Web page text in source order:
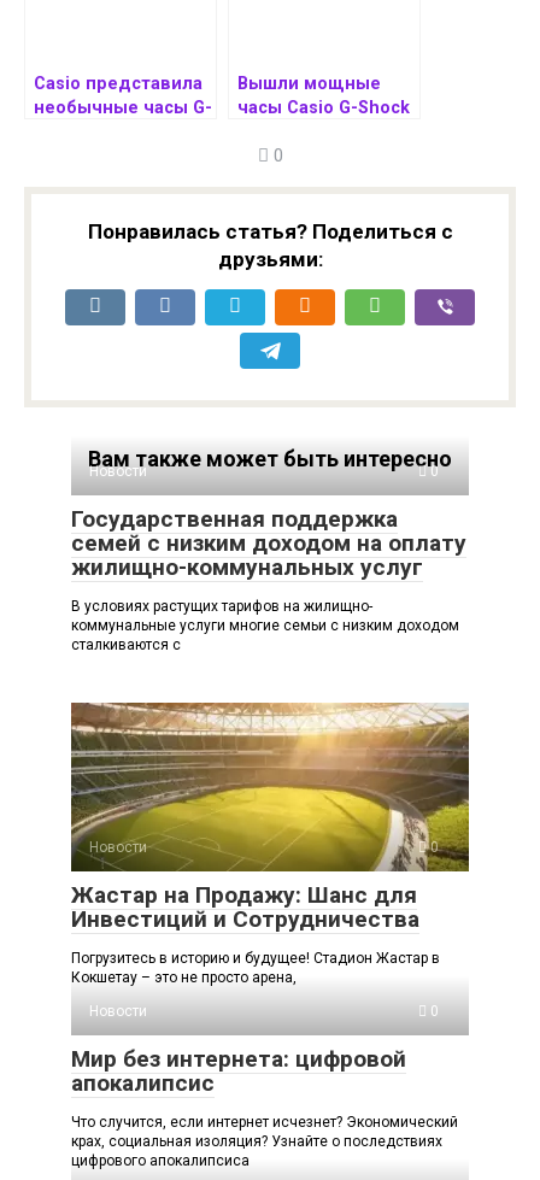
Casio представила
необычные часы G-
Вышли мощные
часы Casio G-Shock
корпусом из
подзарядкой
0
Понравилась статья? Поделиться с
друзьями:
Вам также может быть интересно
Новости 0
Государственная поддержка
семей с низким доходом на оплату
жилищно-коммунальных услуг
В условиях растущих тарифов на жилищно-
коммунальные услуги многие семьи с низким доходом
сталкиваются с
Новости 0
Жастар на Продажу: Шанс для
Инвестиций и Сотрудничества
Погрузитесь в историю и будущее! Стадион Жастар в
Кокшетау – это не просто арена,
Новости
0
Мир без интернета: цифровой
апокалипсис
Что случится, если интернет исчезнет? Экономический
крах, социальная изоляция? Узнайте о последствиях
цифрового апокалипсиса